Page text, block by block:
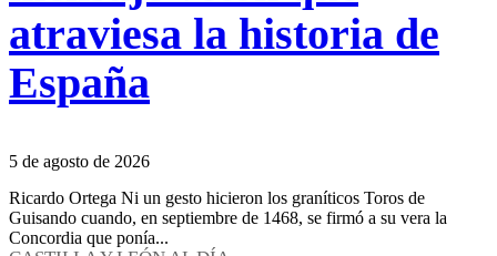
atraviesa la historia de
España
5 de agosto de 2026
Ricardo Ortega Ni un gesto hicieron los graníticos Toros de
Guisando cuando, en septiembre de 1468, se firmó a su vera la
Concordia que ponía...